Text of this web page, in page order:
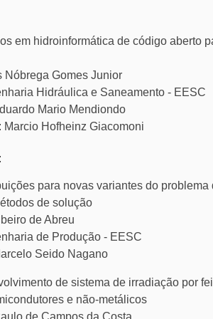
em hidroinformática de código aberto
Nóbrega Gomes Junior
Hidráulica e Saneamento - EESC
Mario Mendiondo
Marcio Hofheinz Giacomoni
para novas variantes do
de solução
de Abreu
de Produção - EESC
Seido Nagano
de sistema de irradiação por
e não-metálicos
de Campos da Costa